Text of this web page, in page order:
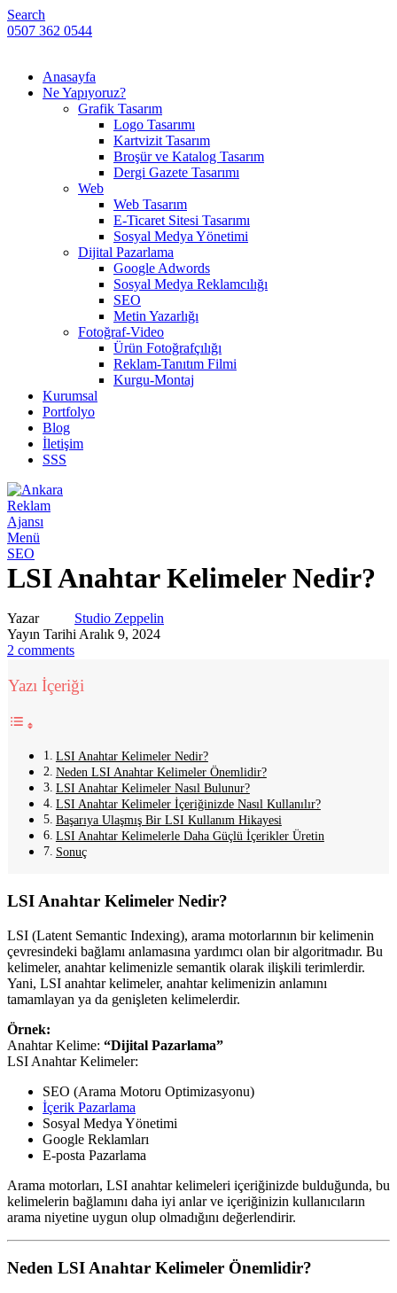
Search
0507 362 0544
Anasayfa
Ne Yapıyoruz?
Grafik Tasarım
Logo Tasarımı
Kartvizit Tasarım
Broşür ve Katalog Tasarım
Dergi Gazete Tasarımı
Web
Web Tasarım
E-Ticaret Sitesi Tasarımı
Sosyal Medya Yönetimi
Dijital Pazarlama
Google Adwords
Sosyal Medya Reklamcılığı
SEO
Metin Yazarlığı
Fotoğraf-Video
Ürün Fotoğrafçılığı
Reklam-Tanıtım Filmi
Kurgu-Montaj
Kurumsal
Portfolyo
Blog
İletişim
SSS
Menü
SEO
LSI Anahtar Kelimeler Nedir?
Yazar
Studio Zeppelin
Yayın Tarihi Aralık 9, 2024
2 comments
Yazı İçeriği
LSI Anahtar Kelimeler Nedir?
Neden LSI Anahtar Kelimeler Önemlidir?
LSI Anahtar Kelimeler Nasıl Bulunur?
LSI Anahtar Kelimeler İçeriğinizde Nasıl Kullanılır?
Başarıya Ulaşmış Bir LSI Kullanım Hikayesi
LSI Anahtar Kelimelerle Daha Güçlü İçerikler Üretin
Sonuç
LSI Anahtar Kelimeler Nedir?
LSI (Latent Semantic Indexing), arama motorlarının bir kelimenin
çevresindeki bağlamı anlamasına yardımcı olan bir algoritmadır. Bu
kelimeler, anahtar kelimenizle semantik olarak ilişkili terimlerdir.
Yani, LSI anahtar kelimeler, anahtar kelimenizin anlamını
tamamlayan ya da genişleten kelimelerdir.
Örnek:
Anahtar Kelime: “Dijital Pazarlama”
LSI Anahtar Kelimeler:
SEO (Arama Motoru Optimizasyonu)
İçerik Pazarlama
Sosyal Medya Yönetimi
Google Reklamları
E-posta Pazarlama
Arama motorları, LSI anahtar kelimeleri içeriğinizde bulduğunda, bu
kelimelerin bağlamını daha iyi anlar ve içeriğinizin kullanıcıların
arama niyetine uygun olup olmadığını değerlendirir.
Neden LSI Anahtar Kelimeler Önemlidir?